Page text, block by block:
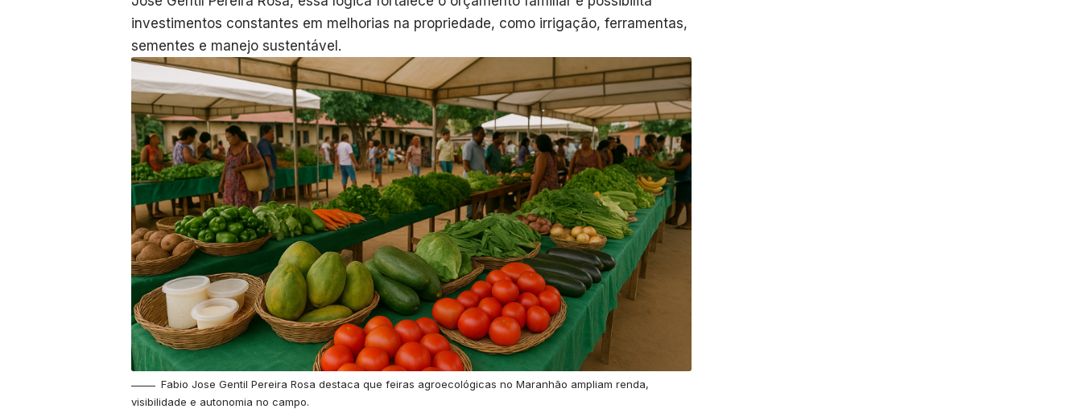
investimentos constantes em melhorias na propriedade, como irrigação, ferramentas,
sementes e manejo sustentável.
Fabio Jose Gentil Pereira Rosa destaca que feiras agroecológicas no Maranhão ampliam renda,
visibilidade e autonomia no campo.